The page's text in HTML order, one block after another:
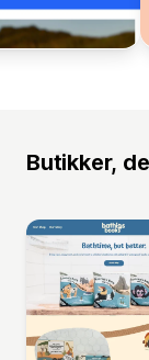
Butikker,